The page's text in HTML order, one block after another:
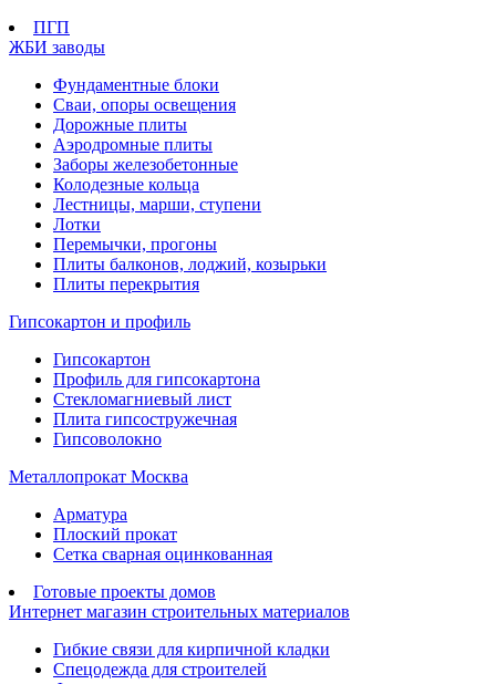
ПГП
ЖБИ заводы
Фундаментные блоки
Сваи, опоры освещения
Дорожные плиты
Аэродромные плиты
Заборы железобетонные
Колодезные кольца
Лестницы, марши, ступени
Лотки
Перемычки, прогоны
Плиты балконов, лоджий, козырьки
Плиты перекрытия
Гипсокартон и профиль
Гипсокартон
Профиль для гипсокартона
Стекломагниевый лист
Плита гипсостружечная
Гипсоволокно
Металлопрокат Москва
Арматура
Плоский прокат
Сетка сварная оцинкованная
Готовые проекты домов
Интернет магазин строительных материалов
Гибкие связи для кирпичной кладки
Спецодежда для строителей